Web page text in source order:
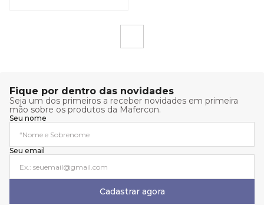
Fique por dentro das novidades
Seja um dos primeiros a receber novidades em primeira
mão sobre os produtos da Mafercon.
Seu nome
Seu email
Cadastrar agora